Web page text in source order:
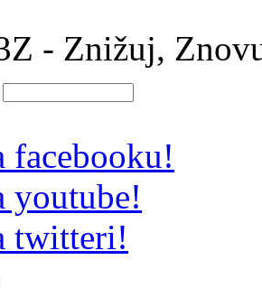
- Znižuj,
facebooku!
youtube!
twitteri!